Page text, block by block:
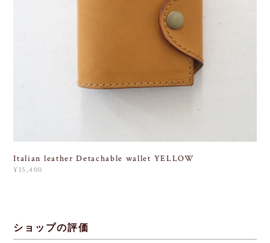
Italian leather Detachable wallet YELLOW
¥15,400
ショップの評価